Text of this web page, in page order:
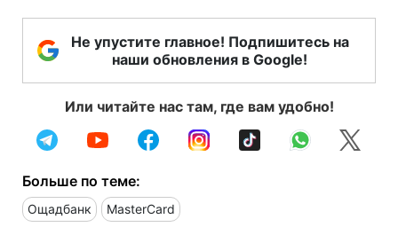
Не упустите главное! Подпишитесь на
наши обновления в Google!
Или читайте нас там, где вам удобно!
Больше по теме:
Ощадбанк MasterCard